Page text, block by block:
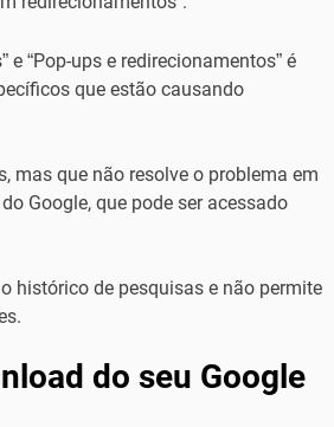
“Pop-ups e redirecionamentos” é
que estão causando
mas que não resolve o problema em
Google, que pode ser acessado
histórico de pesquisas e não permite
do seu Google